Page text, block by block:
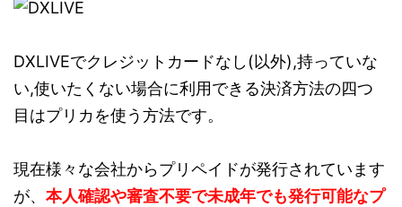
DXLIVEでクレジットカードなし(以外),持っていな
い,使いたくない場合に利用できる決済方法の四つ
目はプリカを使う方法です。
現在様々な会社からプリペイドが発行されています
が、 本人確認や審査不要で未成年でも発行可能なプ